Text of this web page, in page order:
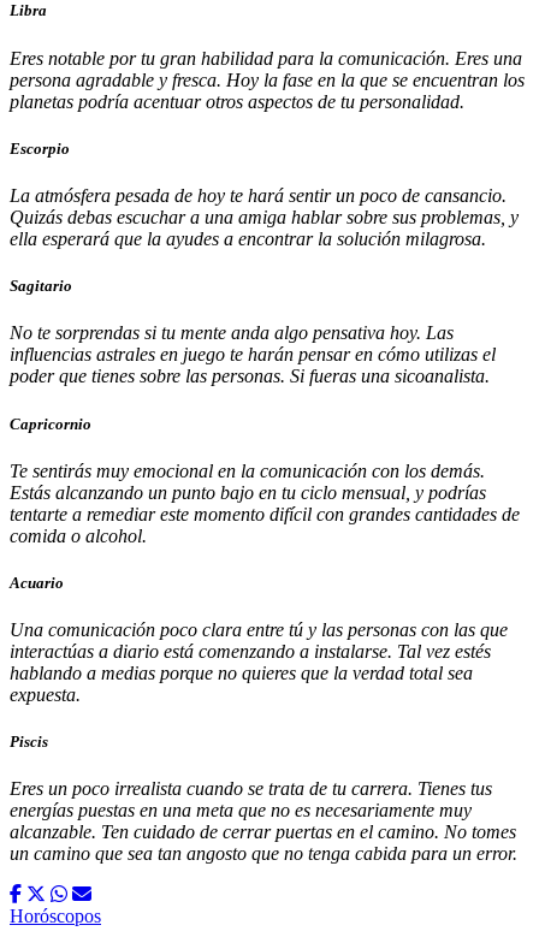
Libra
Eres notable por tu gran habilidad para la comunicación. Eres una
persona agradable y fresca. Hoy la fase en la que se encuentran los
planetas podría acentuar otros aspectos de tu personalidad.
Escorpio
La atmósfera pesada de hoy te hará sentir un poco de cansancio.
Quizás debas escuchar a una amiga hablar sobre sus problemas, y
ella esperará que la ayudes a encontrar la solución milagrosa.
Sagitario
No te sorprendas si tu mente anda algo pensativa hoy. Las
influencias astrales en juego te harán pensar en cómo utilizas el
poder que tienes sobre las personas. Si fueras una sicoanalista.
Capricornio
Te sentirás muy emocional en la comunicación con los demás.
Estás alcanzando un punto bajo en tu ciclo mensual, y podrías
tentarte a remediar este momento difícil con grandes cantidades de
comida o alcohol.
Acuario
Una comunicación poco clara entre tú y las personas con las que
interactúas a diario está comenzando a instalarse. Tal vez estés
hablando a medias porque no quieres que la verdad total sea
expuesta.
Piscis
Eres un poco irrealista cuando se trata de tu carrera. Tienes tus
energías puestas en una meta que no es necesariamente muy
alcanzable. Ten cuidado de cerrar puertas en el camino. No tomes
un camino que sea tan angosto que no tenga cabida para un error.
Horóscopos